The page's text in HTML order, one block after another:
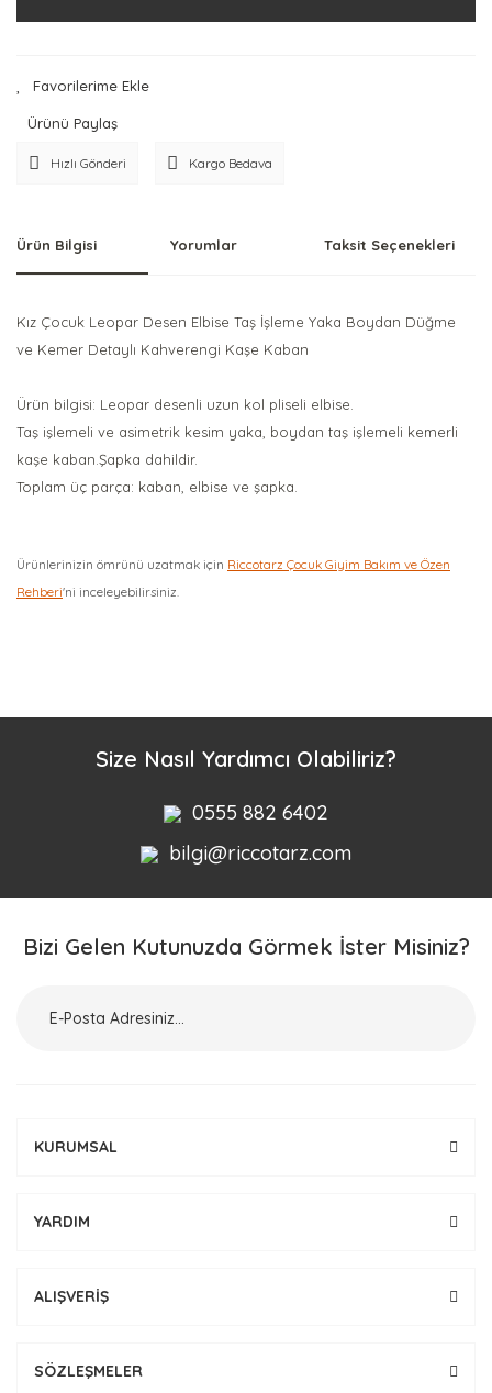
Ürünü Paylaş
Hızlı Gönderi Kargo Bedava
Ürün Bilgisi Yorumlar Taksit Seçenekleri
Kız Çocuk Leopar Desen Elbise Taş İşleme Yaka Boydan Düğme
ve Kemer Detaylı Kahverengi Kaşe Kaban
Ürün bilgisi: Leopar desenli uzun kol pliseli elbise.
Taş işlemeli ve asimetrik kesim yaka, boydan taş işlemeli kemerli
kaşe kaban.Şapka dahildir.
Toplam üç parça: kaban, elbise ve şapka.
Ürünlerinizin ömrünü uzatmak için Riccotarz Çocuk Giyim Bakım ve Özen
Rehberi'ni inceleyebilirsiniz.
Size Nasıl Yardımcı Olabiliriz?
0555 882 6402
bilgi@riccotarz.com
Bizi Gelen Kutunuzda Görmek İster Misiniz?
KURUMSAL
YARDIM
ALIŞVERİŞ
SÖZLEŞMELER